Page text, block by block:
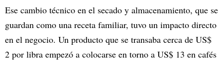
Ese cambio técnico en el secado y almacenamiento, que se
guardan como una receta familiar, tuvo un impacto directo
en el negocio. Un producto que se transaba cerca de US$
2 por libra empezó a colocarse en torno a US$ 13 en cafés